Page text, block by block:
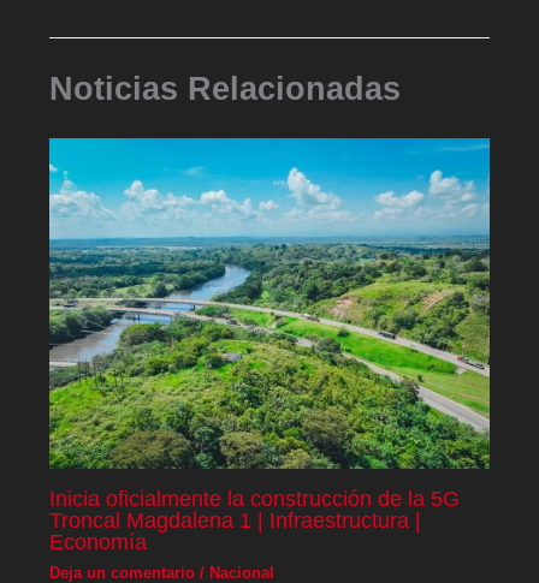
Noticias Relacionadas
Inicia oficialmente la construcción de la 5G
Troncal Magdalena 1 | Infraestructura |
Economía
Deja un comentario /Nacional